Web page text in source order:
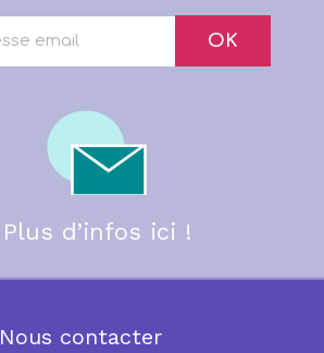
OK
Plus d’infos ici !
Nous contacter